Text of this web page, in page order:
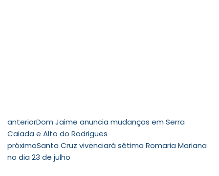
anteriorDom Jaime anuncia mudanças em Serra
Caiada e Alto do Rodrigues
próximoSanta Cruz vivenciará sétima Romaria Mariana
no dia 23 de julho